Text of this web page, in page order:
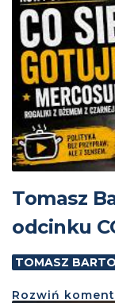
Tomasz
odcinku
TOMASZ
Rozwiń